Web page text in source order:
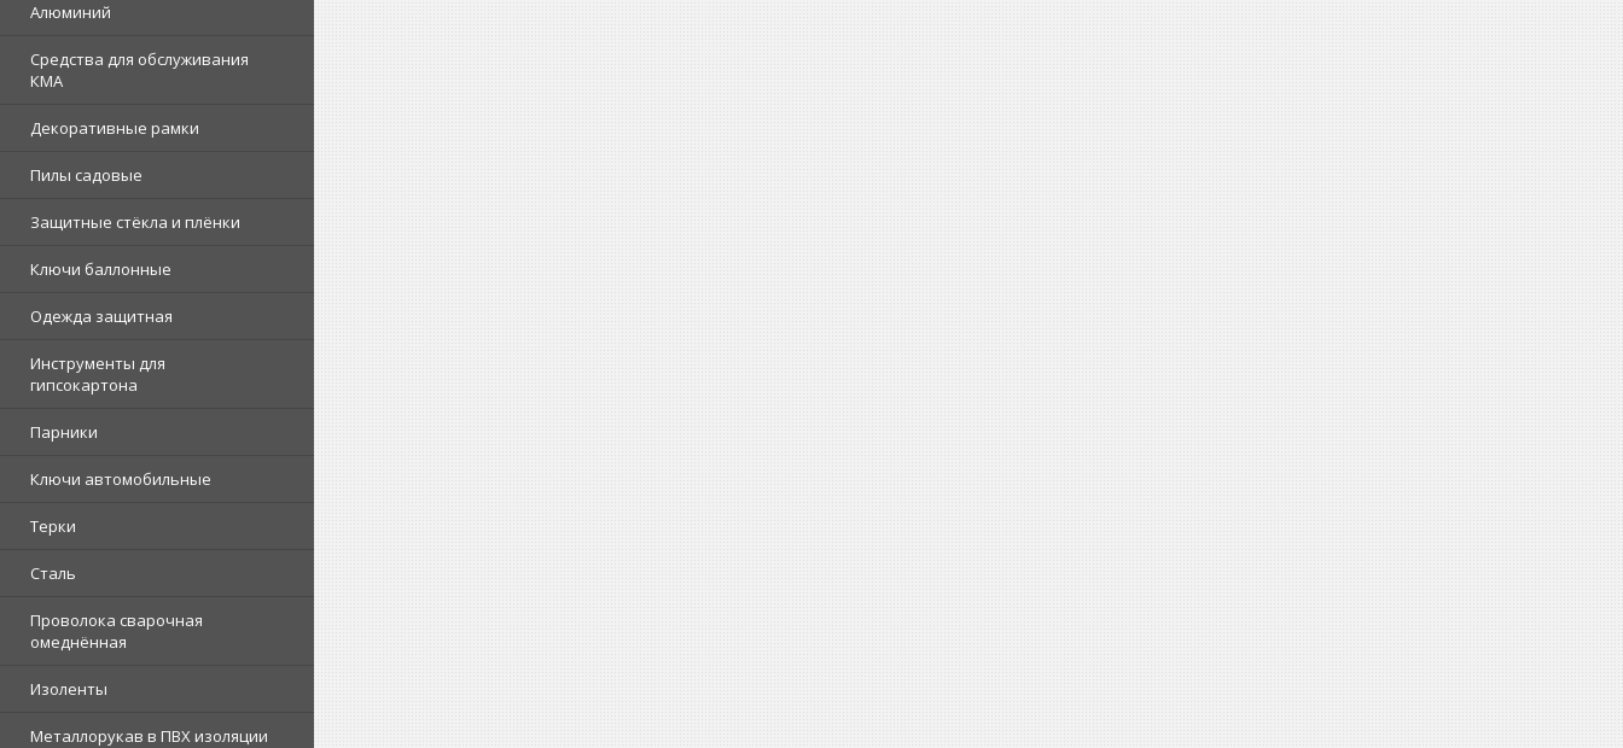
Алюминий
Средства для обслуживания
КМА
Декоративные рамки
Пилы садовые
Защитные стёкла и плёнки
Ключи баллонные
Одежда защитная
Инструменты для
гипсокартона
Парники
Ключи автомобильные
Терки
Сталь
Проволока сварочная
омеднённая
Изоленты
Металлорукав в ПВХ изоляции